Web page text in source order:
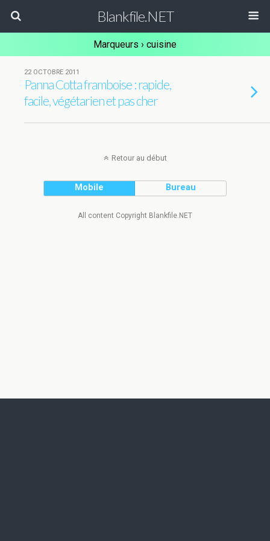
Blankfile.NET
Marqueurs › cuisine
22 OCTOBRE 2011
Panna Cotta framboise : rapide,
facile, végétarien et pas cher
Retour au début
Mobile Bureau
All content Copyright Blankfile.NET